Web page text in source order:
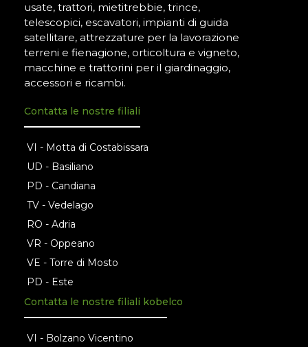
usate, trattori, mietitrebbie, trince,
telescopici, escavatori, impianti di guida
satellitare, attrezzature per la lavorazione
terreni e fienagione, orticoltura e vigneto,
macchine e trattorini per il giardinaggio,
accessori e ricambi.
Contatta le nostre filiali
VI - Motta di Costabissara
UD - Basiliano
PD - Candiana
TV - Vedelago
RO - Adria
VR - Oppeano
VE - Torre di Mosto
PD - Este
Contatta le nostre filiali kobelco
VI - Bolzano Vicentino